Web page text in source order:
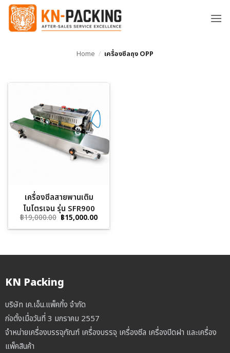
ข้าม
ยัง
Home / เครื่องซีลถุง OPP
เครื่องซีลสายพานเติม
ไนโตรเจน รุ่น SFR900
฿19,000.00 Original
price
was:
฿15,000.00Current
is:
KN Packing
บริษัท เค.เอ็น.แพ็คกิ้ง จำกัด
ก่อตั้งเมื่อวันที่ 3 มกราคม 2557
จำหน่ายเครื่องบรรจุภัณฑ์ เครื่องบรรจุ เครื่องซีล เครื่องปิดฝา และเครื่อง
แพ็คสินค้า